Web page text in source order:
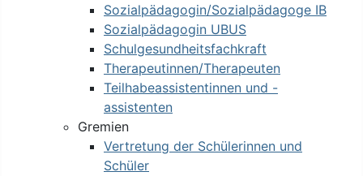
Sozialpädagogin/Sozialpädagoge IB
Sozialpädagogin UBUS
Schulgesundheitsfachkraft
Therapeutinnen/Therapeuten
Teilhabeassistentinnen und -
assistenten
Gremien
Vertretung der Schülerinnen und
Schüler